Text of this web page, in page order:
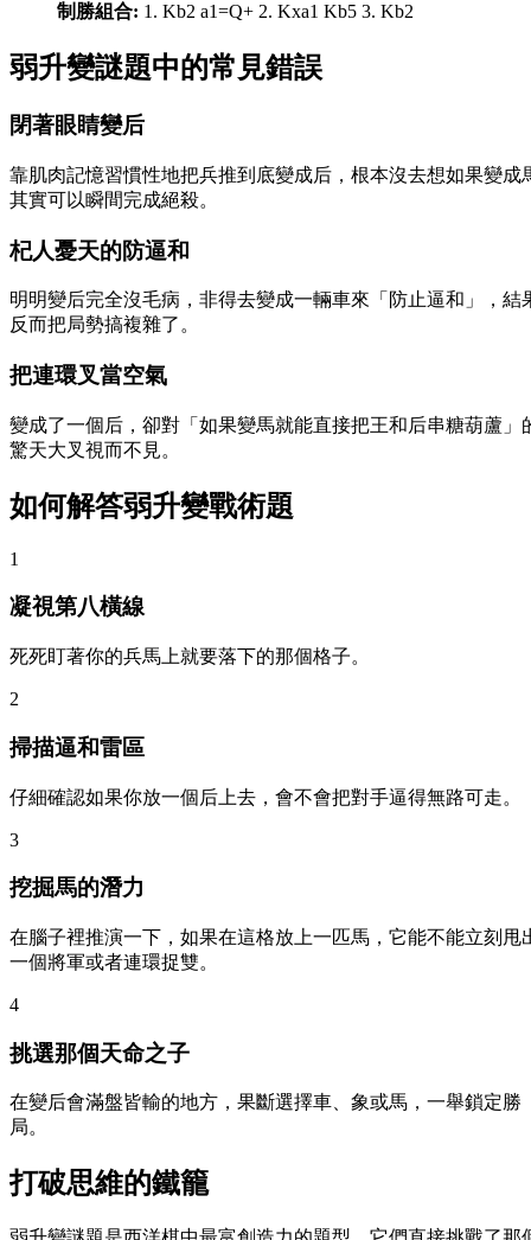
制勝組合: 1. Kb2 a1=Q+ 2. Kxa1 Kb5 3. Kb2
弱升變謎題中的常見錯誤
閉著眼睛變后
靠肌肉記憶習慣性地把兵推到底變成后，根本沒去想如果變成
其實可以瞬間完成絕殺。
杞人憂天的防逼和
明明變后完全沒毛病，非得去變成一輛車來「防止逼和」，結
反而把局勢搞複雜了。
把連環叉當空氣
變成了一個后，卻對「如果變馬就能直接把王和后串糖葫蘆」
驚天大叉視而不見。
如何解答弱升變戰術題
1
凝視第八橫線
死死盯著你的兵馬上就要落下的那個格子。
2
掃描逼和雷區
仔細確認如果你放一個后上去，會不會把對手逼得無路可走。
3
挖掘馬的潛力
在腦子裡推演一下，如果在這格放上一匹馬，它能不能立刻甩
一個將軍或者連環捉雙。
4
挑選那個天命之子
在變后會滿盤皆輸的地方，果斷選擇車、象或馬，一舉鎖定勝
局。
打破思維的鐵籠